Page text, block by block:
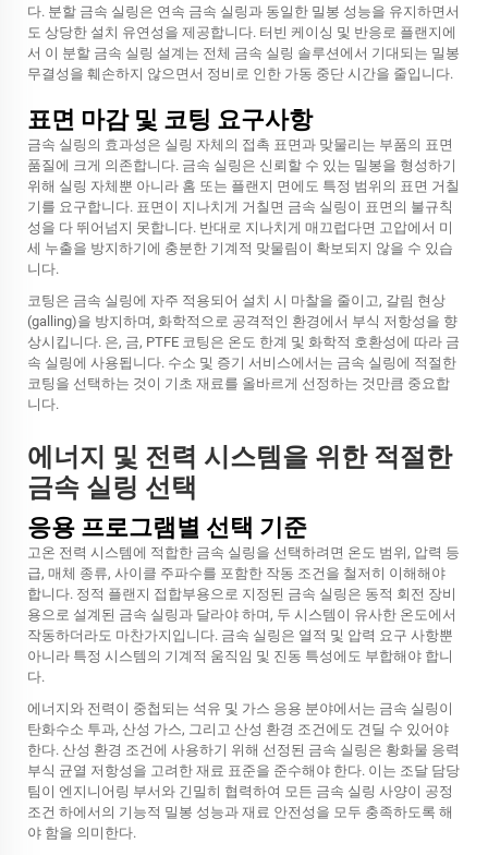
다. 분할 금속 실링은 연속 금속 실링과 동일한 밀봉 성능을 유지하면서
도 상당한 설치 유연성을 제공합니다. 터빈 케이싱 및 반응로 플랜지에
서 이 분할 금속 실링 설계는 전체 금속 실링 솔루션에서 기대되는 밀봉
무결성을 훼손하지 않으면서 정비로 인한 가동 중단 시간을 줄입니다.
표면 마감 및 코팅 요구사항
금속 실링의 효과성은 실링 자체의 접촉 표면과 맞물리는 부품의 표면
품질에 크게 의존합니다. 금속 실링은 신뢰할 수 있는 밀봉을 형성하기
위해 실링 자체뿐 아니라 홈 또는 플랜지 면에도 특정 범위의 표면 거칠
기를 요구합니다. 표면이 지나치게 거칠면 금속 실링이 표면의 불규칙
성을 다 뛰어넘지 못합니다. 반대로 지나치게 매끄럽다면 고압에서 미
세 누출을 방지하기에 충분한 기계적 맞물림이 확보되지 않을 수 있습
니다.
코팅은 금속 실링에 자주 적용되어 설치 시 마찰을 줄이고, 갈림 현상
(galling)을 방지하며, 화학적으로 공격적인 환경에서 부식 저항성을 향
상시킵니다. 은, 금, PTFE 코팅은 온도 한계 및 화학적 호환성에 따라 금
속 실링에 사용됩니다. 수소 및 증기 서비스에서는 금속 실링에 적절한
코팅을 선택하는 것이 기초 재료를 올바르게 선정하는 것만큼 중요합
니다.
에너지 및 전력 시스템을 위한 적절한
금속 실링 선택
응용 프로그램별 선택 기준
고온 전력 시스템에 적합한 금속 실링을 선택하려면 온도 범위, 압력 등
급, 매체 종류, 사이클 주파수를 포함한 작동 조건을 철저히 이해해야
합니다. 정적 플랜지 접합부용으로 지정된 금속 실링은 동적 회전 장비
용으로 설계된 금속 실링과 달라야 하며, 두 시스템이 유사한 온도에서
작동하더라도 마찬가지입니다. 금속 실링은 열적 및 압력 요구 사항뿐
아니라 특정 시스템의 기계적 움직임 및 진동 특성에도 부합해야 합니
다.
에너지와 전력이 중첩되는 석유 및 가스 응용 분야에서는 금속 실링이
탄화수소 투과, 산성 가스, 그리고 산성 환경 조건에도 견딜 수 있어야
한다. 산성 환경 조건에 사용하기 위해 선정된 금속 실링은 황화물 응력
부식 균열 저항성을 고려한 재료 표준을 준수해야 한다. 이는 조달 담당
팀이 엔지니어링 부서와 긴밀히 협력하여 모든 금속 실링 사양이 공정
조건 하에서의 기능적 밀봉 성능과 재료 안전성을 모두 충족하도록 해
야 함을 의미한다.